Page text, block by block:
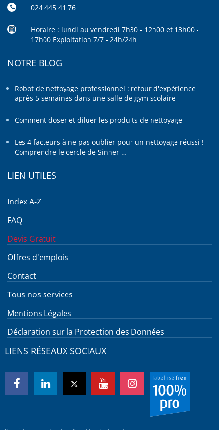
024 445 41 76
Horaire : lundi au vendredi 7h30 - 12h00 et 13h00 -
17h00 Exploitation 7/7 - 24h/24h
NOTRE BLOG
Robot de nettoyage professionnel : retour d'expérience
après 5 semaines dans une salle de gym scolaire
Comment doser et diluer les produits de nettoyage
Les 4 facteurs à ne pas oublier pour un nettoyage réussi !
Comprendre le cercle de Sinner …
LIEN UTILES
Index A-Z
FAQ
Devis Gratuit
Offres d'emplois
Contact
Tous nos services
Mentions Légales
Déclaration sur la Protection des Données
LIENS RÉSEAUX SOCIAUX